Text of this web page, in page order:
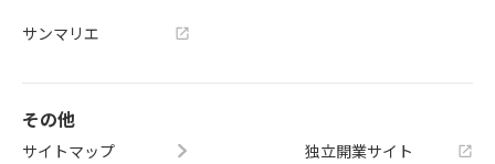
サンマリエ
その他
サイトマップ
独立開業サイト